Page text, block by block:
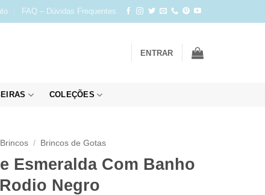
FAQ – Dúvidas Frequentes
ENTRAR
COLEÇÕES
Brincos / Brincos de Gotas
Esmeralda Com Banho
Negro